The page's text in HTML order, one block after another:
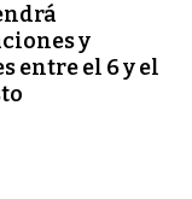
y
entre el 6 y el